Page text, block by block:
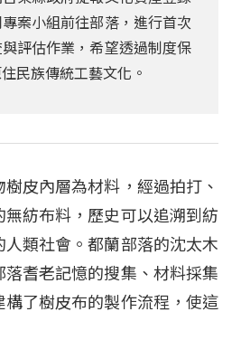
案小組前往部落，進行首次
評估作業，希望透過制度保
民族傳統工藝文化。
皮內層為材料，經過拍打、
紡布料，歷史可以追溯到紡
類社會。都蘭部落的沈太木
耆老記憶的搜集、材料採集
構了樹皮布的製作流程，使這